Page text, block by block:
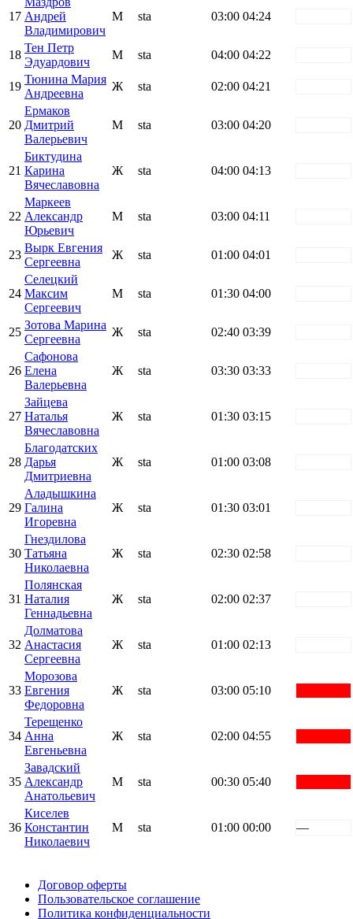
17 Андрей
Владимирович
М sta 03:00 04:24
18
Тен Петр
Эдуардович
М sta 04:00 04:22
19
Тюнина Мария
Андреевна
Ж sta 02:00 04:21
20
Ермаков
Дмитрий
Валерьевич
М sta 03:00 04:20
21
Биктудина
Карина
Вячеславовна
Ж sta 04:00 04:13
22
Маркеев
Александр
Юрьевич
М sta 03:00 04:11
23
Вырк Евгения
Сергеевна
Ж sta 01:00 04:01
24
Селецкий
Максим
Сергеевич
М sta 01:30 04:00
25
Зотова Марина
Сергеевна
Ж sta 02:40 03:39
26
Сафонова
Елена
Валерьевна
Ж sta 03:30 03:33
27
Зайцева
Наталья
Вячеславовна
Ж sta 01:30 03:15
28
Благодатских
Дарья
Дмитриевна
Ж sta 01:00 03:08
29
Аладышкина
Галина
Игоревна
Ж sta 01:30 03:01
30
Гнездилова
Татьяна
Николаевна
Ж sta 02:30 02:58
31
Полянская
Наталия
Геннадьевна
Ж sta 02:00 02:37
32
Долматова
Анастасия
Сергеевна
Ж sta 01:00 02:13
33
Морозова
Евгения
Федоровна
Ж sta 03:00 05:10
34
Терещенко
Анна
Евгеньевна
Ж sta 02:00 04:55
35
Завадский
Александр
Анатольевич
М sta 00:30 05:40
36
Киселев
Константин
Николаевич
М sta 01:00 00:00 —
Договор оферты
Пользовательское соглашение
Политика конфиденциальности